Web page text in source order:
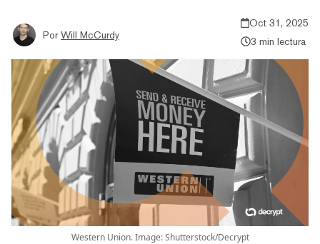
Por Will McCurdy
Oct 31, 2025
3 min lectura
Western Union. Image: Shutterstock/Decrypt